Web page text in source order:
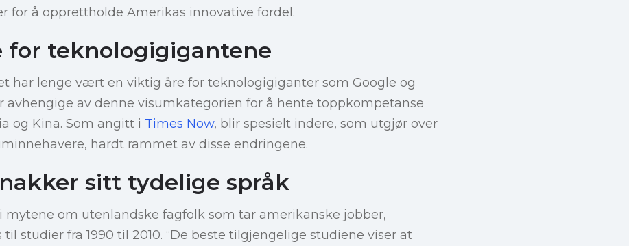
for å opprettholde Amerikas innovative fordel.
for teknologigigantene
har lenge vært en viktig åre for teknologigiganter som Google og
avhengige av denne visumkategorien for å hente toppkompetanse
og Kina. Som angitt i Times Now, blir spesielt indere, som utgjør over
hardt rammet av disse endringene.
sitt tydelige språk
mytene om utenlandske fagfolk som tar amerikanske jobber,
til studier fra 1990 til 2010. “De beste tilgjengelige studiene viser at